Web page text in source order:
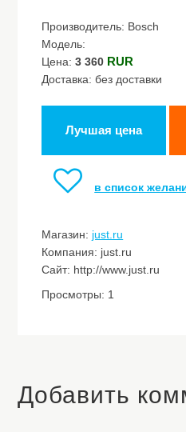
Производитель: Bosch
Модель:
Цена:3 360 RUR
Доставка: без доставки
Лучшая цена
в список
Магазин: just.ru
Компания: just.ru
Сайт: http://www.just.ru
Просмотры: 1
Добавить